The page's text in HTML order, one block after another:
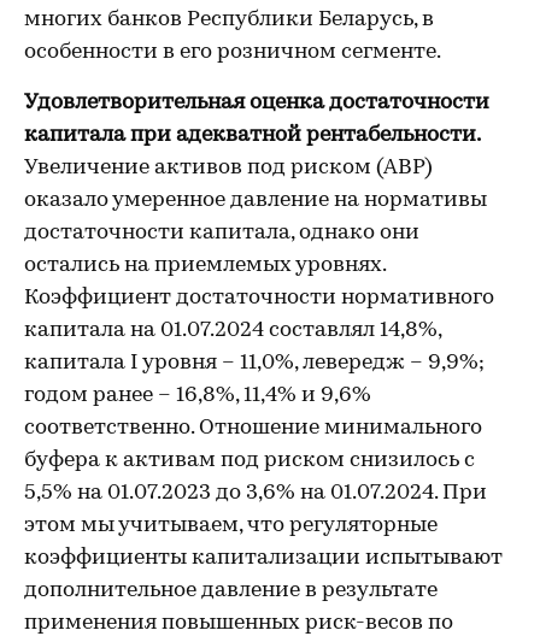
многих банков Республики Беларусь, в
особенности в его розничном сегменте.
Удовлетворительная оценка достаточности
капитала при адекватной рентабельности.
Увеличение активов под риском (АВР)
оказало умеренное давление на нормативы
достаточности капитала, однако они
остались на приемлемых уровнях.
Коэффициент достаточности нормативного
капитала на 01.07.2024 составлял 14,8%,
капитала I уровня – 11,0%, левередж – 9,9%;
годом ранее – 16,8%, 11,4% и 9,6%
соответственно. Отношение минимального
буфера к активам под риском снизилось с
5,5% на 01.07.2023 до 3,6% на 01.07.2024. При
этом мы учитываем, что регуляторные
коэффициенты капитализации испытывают
дополнительное давление в результате
применения повышенных риск-весов по